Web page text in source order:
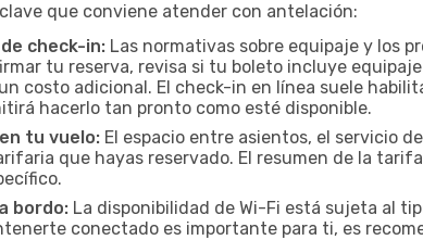
que conviene atender con antelación:
check-in: Las normativas sobre equipaje y los
tu reserva, revisa si tu boleto incluye
costo adicional. El check-in en línea suele
hacerlo tan pronto como esté disponible.
tu vuelo: El espacio entre asientos, el servicio
que hayas reservado. El resumen de la
bordo: La disponibilidad de Wi-Fi está sujeta al
conectado es importante para ti, es